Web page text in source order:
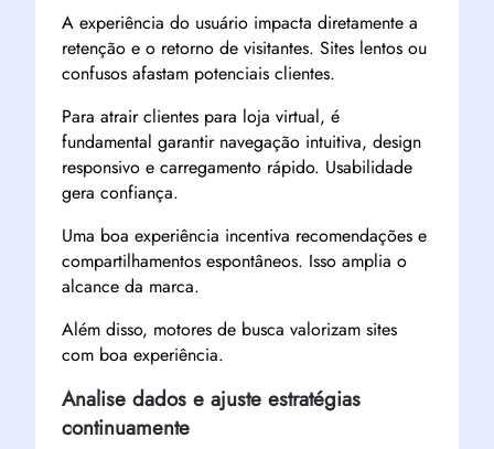
A experiência do usuário impacta diretamente a
retenção e o retorno de visitantes. Sites lentos ou
confusos afastam potenciais clientes.
Para atrair clientes para loja virtual, é
fundamental garantir navegação intuitiva, design
responsivo e carregamento rápido. Usabilidade
gera confiança.
Uma boa experiência incentiva recomendações e
compartilhamentos espontâneos. Isso amplia o
alcance da marca.
Além disso, motores de busca valorizam sites
com boa experiência.
Analise dados e ajuste estratégias
continuamente